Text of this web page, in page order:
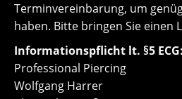
Terminvereinbarung, um
haben. Bitte bringen Sie einen
Informationspflicht lt. §5 ECG:
Professional Piercing
Wolfgang Harrer